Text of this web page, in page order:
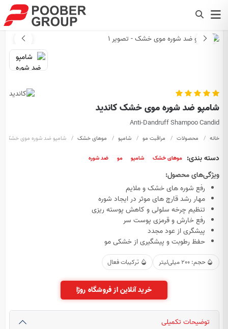
شامپو ضد شوره موی خشک کاندید
Anti-Dandruff Shampoo Candid
خانه محصولات مراقبت مو شامپو موهای خشک شامپو ضد شوره موی خشک
دسته بندی: موهای خشک شامپو مو ضد شوره
ویژگی‌های محصول:
رفع شوره های خشک و ملایم
مهار رشد قارچ های موثر در ایجاد شوره
تنظیم چرخه سلولی و کاهش پوسته ریزی
رفع خارش و قرمزی پوست سر
پیشگری از عود مجدد
حفظ رطوبت و پیشگیری از خشکی مو
حجم: 200 میلی‌لیتر ترکیبات فعال
خرید آنلاین از فروشگاه روژا
توضیحات تکمیلی